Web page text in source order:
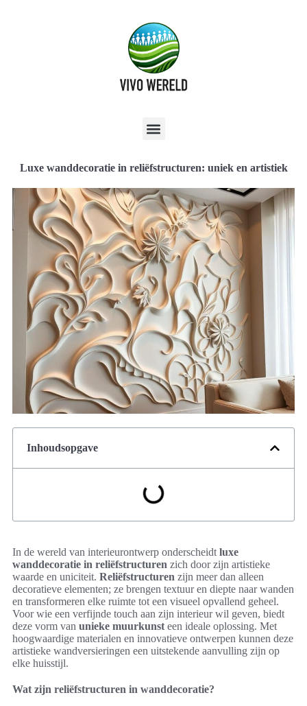
Luxe wanddecoratie in reliëfstructuren: uniek en artistiek
Inhoudsopgave
In de wereld van interieurontwerp onderscheidt luxe
wanddecoratie in reliëfstructuren zich door zijn artistieke
waarde en uniciteit. Reliëfstructuren zijn meer dan alleen
decoratieve elementen; ze brengen textuur en diepte naar wanden
en transformeren elke ruimte tot een visueel opvallend geheel.
Voor wie een verfijnde touch aan zijn interieur wil geven, biedt
deze vorm van unieke muurkunst een ideale oplossing. Met
hoogwaardige materialen en innovatieve ontwerpen kunnen deze
artistieke wandversieringen een uitstekende aanvulling zijn op
elke huisstijl.
Wat zijn reliëfstructuren in wanddecoratie?